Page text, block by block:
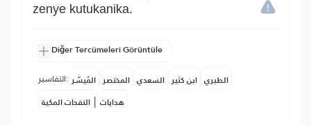
zenye kutukanika.
Diğer Tercümeleri Görüntüle
التفاسير: المُيسَّر المختصر السعدي ابن كثير الطبري
النفحات المكية | هدايات